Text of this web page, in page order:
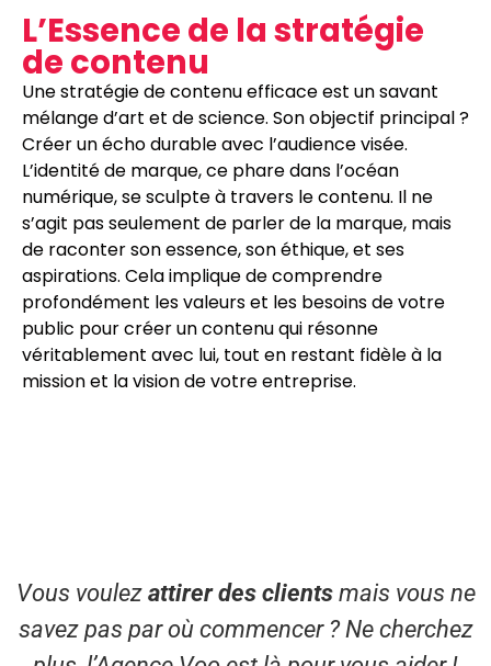
L’Essence de la stratégie
de contenu
Une stratégie de contenu efficace est un savant
mélange d’art et de science. Son objectif principal ?
Créer un écho durable avec l’audience visée.
L’identité de marque, ce phare dans l’océan
numérique, se sculpte à travers le contenu. Il ne
s’agit pas seulement de parler de la marque, mais
de raconter son essence, son éthique, et ses
aspirations. Cela implique de comprendre
profondément les valeurs et les besoins de votre
public pour créer un contenu qui résonne
véritablement avec lui, tout en restant fidèle à la
mission et la vision de votre entreprise.
Vous voulez attirer des clientsmais vous ne
savez pas par où commencer ? Ne cherchez